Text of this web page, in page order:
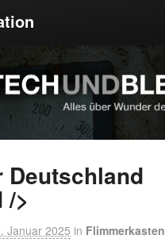
Deutschland
/>
Januar 2025 in Flimmerkasten